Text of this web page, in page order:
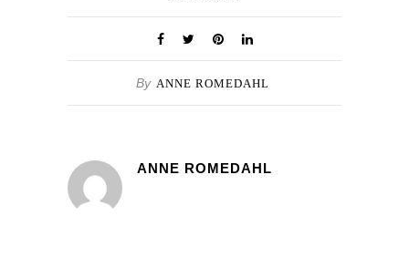
By ANNE ROMEDAHL
ANNE ROMEDAHL